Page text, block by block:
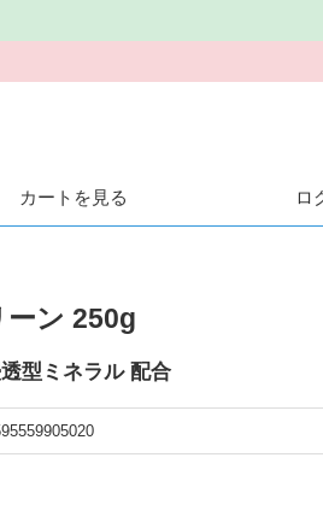
カートを見る ロ
ン 250g
型ミネラル 配合